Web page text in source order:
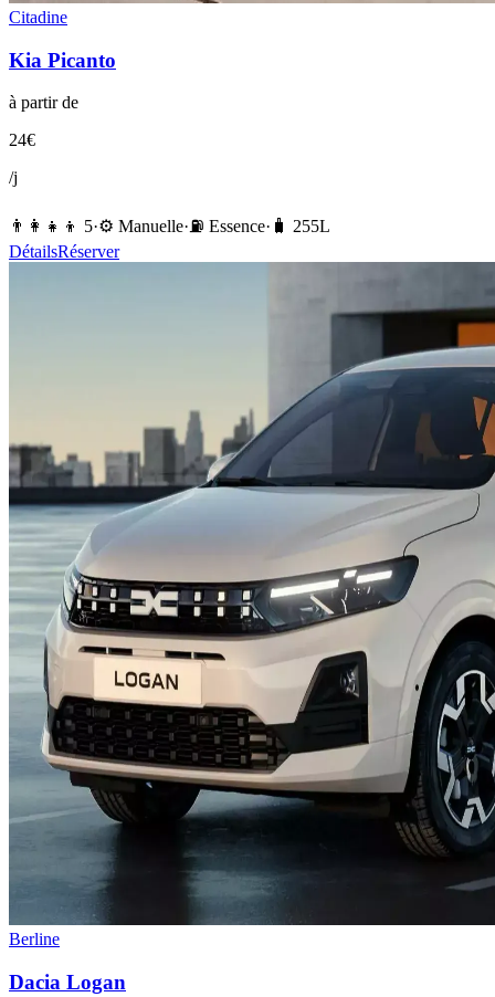
Citadine
Kia Picanto
à partir de
24€
/j
👨‍👩‍👧‍👦 5·⚙️ Manuelle·⛽️ Essence· 🧳 255L
DétailsRéserver
Berline
Dacia Logan